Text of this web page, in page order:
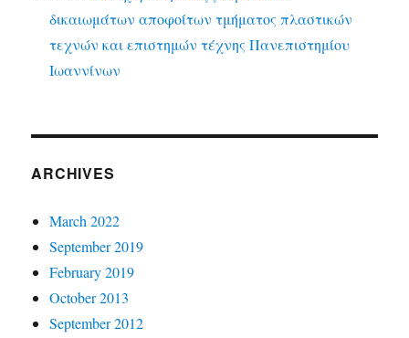
δικαιωμάτων αποφοίτων τμήματος πλαστικών
τεχνών και επιστημών τέχνης Πανεπιστημίου
Ιωαννίνων
ARCHIVES
March 2022
September 2019
February 2019
October 2013
September 2012